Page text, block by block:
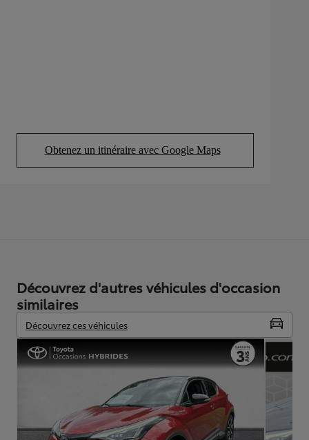
Obtenez un itinéraire avec Google Maps
(Opens in new tab)
Découvrez d'autres véhicules d'occasion
similaires
Découvrez ces véhicules